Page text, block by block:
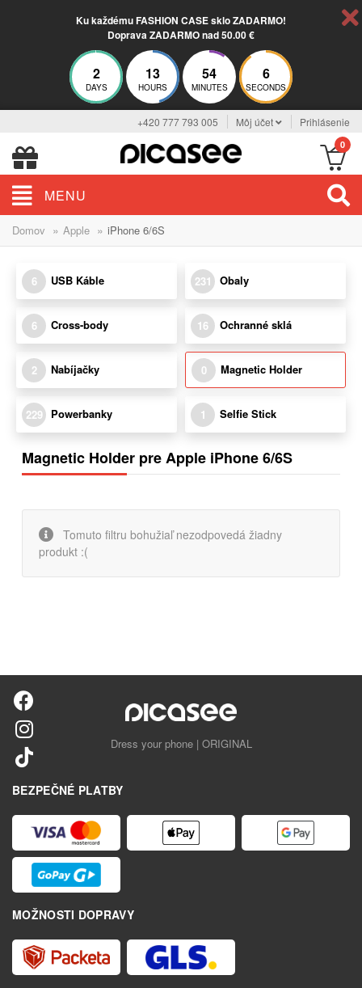
Ku každému FASHION CASE sklo ZADARMO!
Doprava ZADARMO nad 50.00 €
2
DAYS
13
HOURS
54
MINUTES
6
SECONDS
+420 777 793 005 Môj účet Prihlásenie
0
MENU
Domov » Apple » iPhone 6/6S
6 USB Káble 231 Obaly
6 Cross-body 16 Ochranné sklá
2 Nabíjačky 0 Magnetic Holder
229 Powerbanky 1 Selfie Stick
Magnetic Holder pre Apple iPhone 6/6S
Tomuto filtru bohužiaľ nezodpovedá žiadny
produkt :(
Dress your phone | ORIGINAL
BEZPEČNÉ PLATBY
MOŽNOSTI DOPRAVY